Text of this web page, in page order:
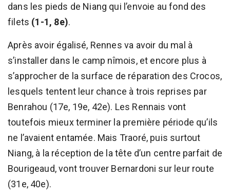
dans les pieds de Niang qui l’envoie au fond des
filets (1-1, 8e).
Après avoir égalisé, Rennes va avoir du mal à
s’installer dans le camp nîmois, et encore plus à
s’approcher de la surface de réparation des Crocos,
lesquels tentent leur chance à trois reprises par
Benrahou (17e, 19e, 42e). Les Rennais vont
toutefois mieux terminer la première période qu’ils
ne l’avaient entamée. Mais Traoré, puis surtout
Niang, à la réception de la tête d’un centre parfait de
Bourigeaud, vont trouver Bernardoni sur leur route
(31e, 40e).